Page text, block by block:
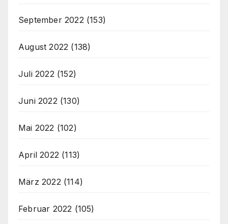
September 2022 (153)
August 2022 (138)
Juli 2022 (152)
Juni 2022 (130)
Mai 2022 (102)
April 2022 (113)
März 2022 (114)
Februar 2022 (105)